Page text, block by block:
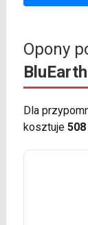
Opony
Dla
kosztuje 508